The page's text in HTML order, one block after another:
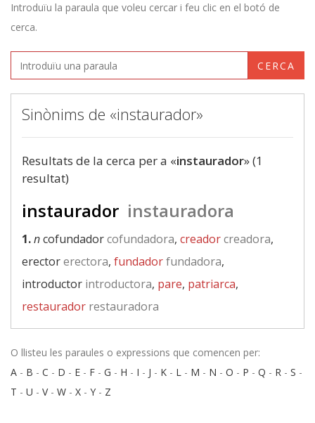
Introduïu la paraula que voleu cercar i feu clic en el botó de
cerca.
CERCA
Sinònims de «instaurador»
Resultats de la cerca per a «instaurador» (1
resultat)
instaurador instauradora
1.ncofundadorcofundadora, creadorcreadora,
erectorerectora, fundadorfundadora,
introductor introductora, pare, patriarca,
restaurador restauradora
O llisteu les paraules o expressions que comencen per:
A - B - C - D - E - F - G - H - I - J - K - L - M - N - O - P - Q - R - S -
T - U - V- W - X - Y - Z